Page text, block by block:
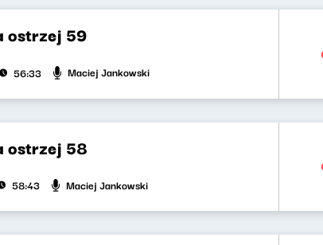
ostrzej 59
56:33 Maciej Jankowski
ostrzej 58
58:43 Maciej Jankowski